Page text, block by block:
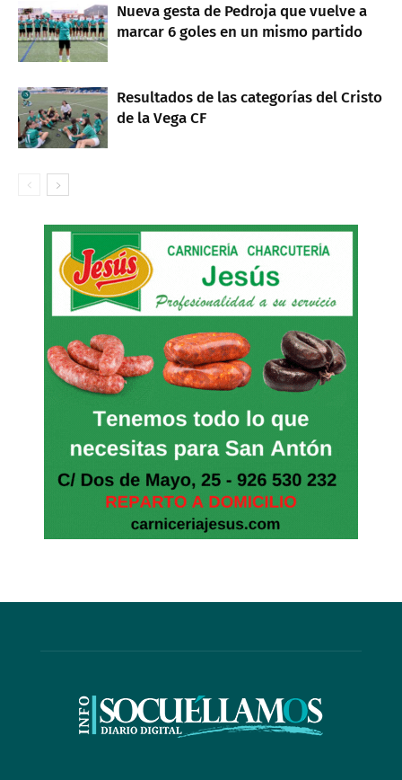
Nueva gesta de Pedroja que vuelve a
marcar 6 goles en un mismo partido
Resultados de las categorías del Cristo
de la Vega CF